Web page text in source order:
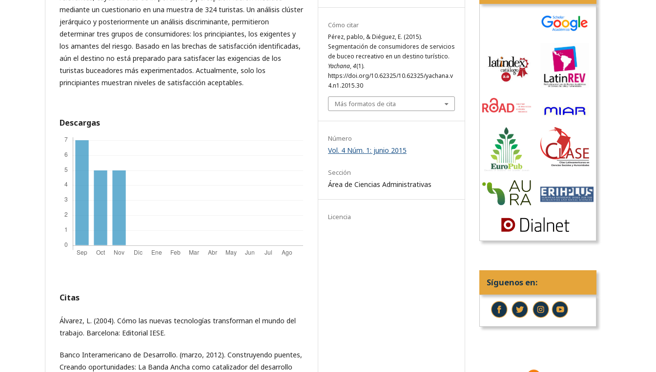
mediante un cuestionario en una muestra de 324 turistas. Un análisis clúster
jerárquico y posteriormente un análisis discriminante, permitieron
determinar tres grupos de consumidores: los principiantes, los exigentes y
los amantes del riesgo. Basado en las brechas de satisfacción identificadas,
aún el destino no está preparado para satisfacer las exigencias de los
turistas buceadores más experimentados. Actualmente, solo los
principiantes muestran niveles de satisfacción aceptables.
Descargas
Citas
Álvarez, L. (2004). Cómo las nuevas tecnologías transforman el mundo del
trabajo. Barcelona: Editorial IESE.
Banco Interamericano de Desarrollo. (marzo, 2012). Construyendo puentes,
Creando oportunidades: La Banda Ancha como catalizador del desarrollo
Cómo citar
Pérez, pablo, & Diéguez, E. (2015).
Segmentación de consumidores de servicios
de buceo recreativo en un destino turístico.
Yachana,4(1).
https://doi.org/10.62325/10.62325/yachana.v
4.n1.2015.30
Más formatos de cita
Número
Vol. 4 Núm. 1: junio 2015
Sección
Área de Ciencias Administrativas
Licencia
Síguenos en: